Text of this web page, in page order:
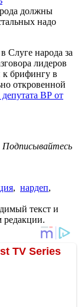
должны
надо
Слуге народа за
лидеров
к брифингу в
откровенной
ВР от
Подписывайтесь
, нардеп,
текст и
редакции.